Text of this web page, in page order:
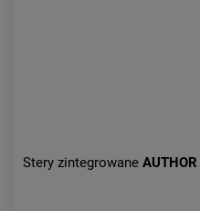
Stery zintegrowane AUTHOR